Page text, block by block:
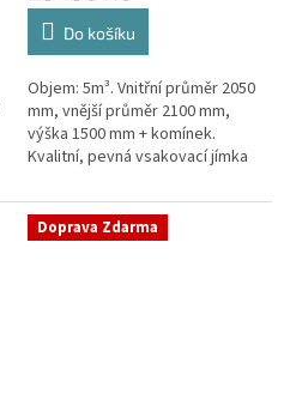
5,0
hvězdiček.
Do košíku
Objem: 5m³. Vnitřní průměr 2050
mm, vnější průměr 2100 mm,
výška 1500 mm + komínek.
Kvalitní, pevná vsakovací jímka
obetonování Průměr přítoku a
odtoku +...
Doprava Zdarma